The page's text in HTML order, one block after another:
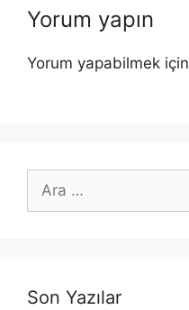
Yorum yapın
Yorum yapabilmek için
için
Son Yazılar